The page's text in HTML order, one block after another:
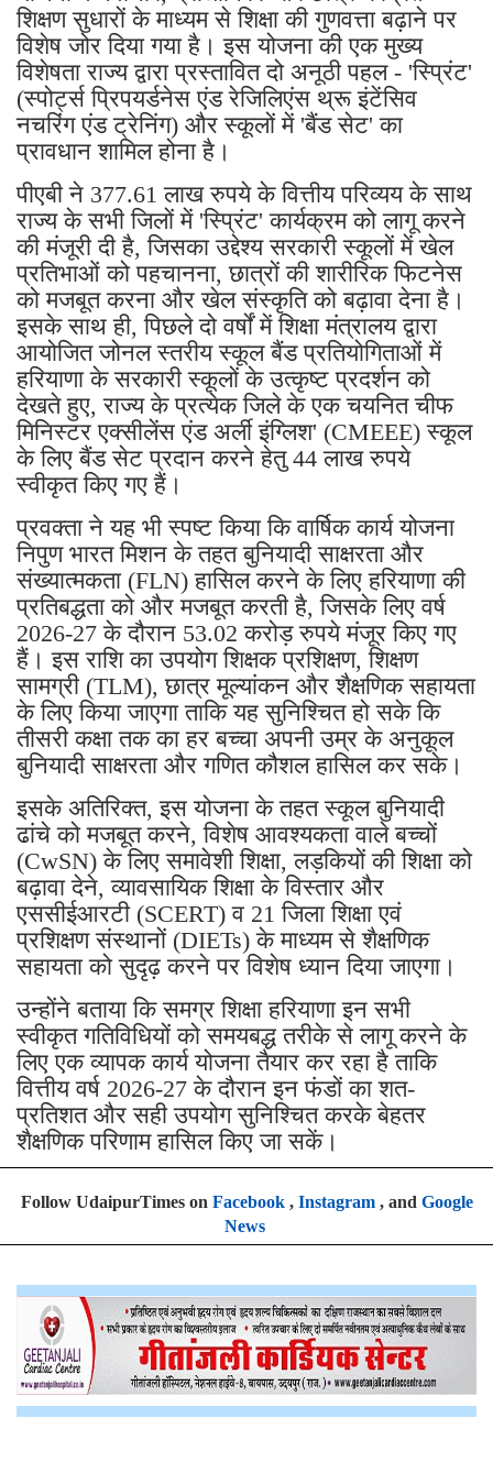
शिक्षण सुधारों के माध्यम से शिक्षा की गुणवत्ता बढ़ाने पर
विशेष जोर दिया गया है। इस योजना की एक मुख्य
विशेषता राज्य द्वारा प्रस्तावित दो अनूठी पहल - 'स्प्रिंट'
(स्पोर्ट्स प्रिपयर्डनेस एंड रेजिलिएंस थ्रू इंटेंसिव
नचरिंग एंड ट्रेनिंग) और स्कूलों में 'बैंड सेट' का
प्रावधान शामिल होना है।
पीएबी ने 377.61 लाख रुपये के वित्तीय परिव्यय के साथ
राज्य के सभी जिलों में 'स्प्रिंट' कार्यक्रम को लागू करने
की मंजूरी दी है, जिसका उद्देश्य सरकारी स्कूलों में खेल
प्रतिभाओं को पहचानना, छात्रों की शारीरिक फिटनेस
को मजबूत करना और खेल संस्कृति को बढ़ावा देना है।
इसके साथ ही, पिछले दो वर्षों में शिक्षा मंत्रालय द्वारा
आयोजित जोनल स्तरीय स्कूल बैंड प्रतियोगिताओं में
हरियाणा के सरकारी स्कूलों के उत्कृष्ट प्रदर्शन को
देखते हुए, राज्य के प्रत्येक जिले के एक चयनित चीफ
मिनिस्टर एक्सीलेंस एंड अर्ली इंग्लिश' (CMEEE) स्कूल
के लिए बैंड सेट प्रदान करने हेतु 44 लाख रुपये
स्वीकृत किए गए हैं।
प्रवक्ता ने यह भी स्पष्ट किया कि वार्षिक कार्य योजना
निपुण भारत मिशन के तहत बुनियादी साक्षरता और
संख्यात्मकता (FLN) हासिल करने के लिए हरियाणा की
प्रतिबद्धता को और मजबूत करती है, जिसके लिए वर्ष
2026-27 के दौरान 53.02 करोड़ रुपये मंजूर किए गए
हैं। इस राशि का उपयोग शिक्षक प्रशिक्षण, शिक्षण
सामग्री (TLM), छात्र मूल्यांकन और शैक्षणिक सहायता
के लिए किया जाएगा ताकि यह सुनिश्चित हो सके कि
तीसरी कक्षा तक का हर बच्चा अपनी उम्र के अनुकूल
बुनियादी साक्षरता और गणित कौशल हासिल कर सके।
इसके अतिरिक्त, इस योजना के तहत स्कूल बुनियादी
ढांचे को मजबूत करने, विशेष आवश्यकता वाले बच्चों
(CwSN) के लिए समावेशी शिक्षा, लड़कियों की शिक्षा को
बढ़ावा देने, व्यावसायिक शिक्षा के विस्तार और
एससीईआरटी (SCERT) व 21 जिला शिक्षा एवं
प्रशिक्षण संस्थानों (DIETs) के माध्यम से शैक्षणिक
सहायता को सुदृढ़ करने पर विशेष ध्यान दिया जाएगा।
उन्होंने बताया कि समग्र शिक्षा हरियाणा इन सभी
स्वीकृत गतिविधियों को समयबद्ध तरीके से लागू करने के
लिए एक व्यापक कार्य योजना तैयार कर रहा है ताकि
वित्तीय वर्ष 2026-27 के दौरान इन फंडों का शत-
प्रतिशत और सही उपयोग सुनिश्चित करके बेहतर
शैक्षणिक परिणाम हासिल किए जा सकें।
Follow UdaipurTimes on Facebook, Instagram, and Google
News